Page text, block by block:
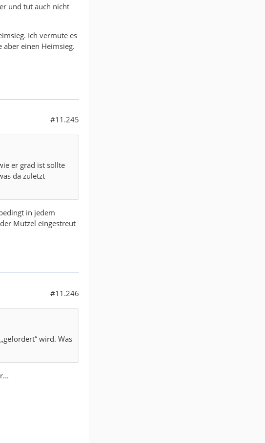
und tut auch nicht
Ich vermute es
einen Heimsieg.
#11.245
er grad ist sollte
da zuletzt
in jedem
Mutzel eingestreut
#11.246
wird. Was